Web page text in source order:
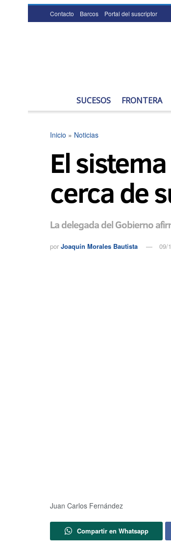
Contacto Barcos Portal del suscriptor
SUCESOS FRONTERA
Inicio » Noticias
El
cerca de
La delegada del Gobierno
por Joaquín Morales Bautista 09/
Juan Carlos Fernández
Compartir en Whatsapp